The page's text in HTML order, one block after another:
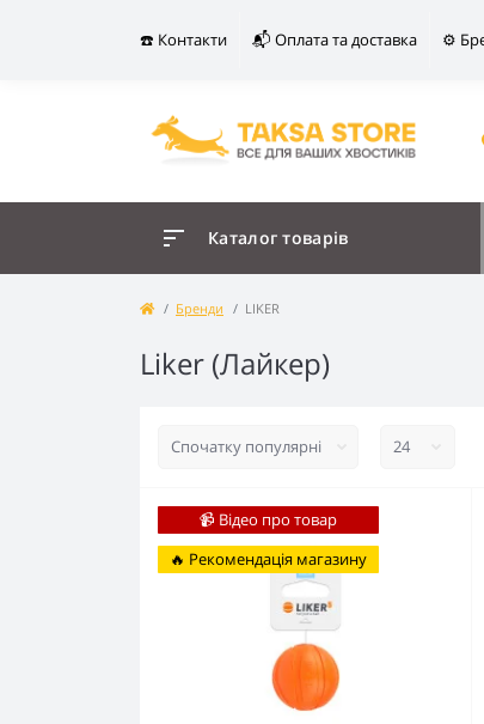
☎️ Контакти 📬 Оплата та доставка ⚙️
Каталог товарів
Бренди LIKER
Liker (Лайкер)
📹 Відео про товар
🔥 Рекомендація магазину